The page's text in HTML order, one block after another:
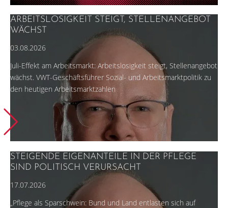
ARBEITSLOSIGKEIT STEIGT, STELLENANGEBOT
WÄCHST
03.08.2026
Juli-Effekt am Arbeitsmarkt: Arbeitslosigkeit steigt, Stellenangebot
wächst. VWT-Geschäftsführer Sozial- und Arbeitsmarktpolitik zu
den heutigen Arbeitsmarktzahlen
STEIGENDE EIGENANTEILE IN DER PFLEGE
SIND POLITISCH VERURSACHT
17.07.2026
„Pflege als Sparschwein: Bund und Land entlasten sich auf